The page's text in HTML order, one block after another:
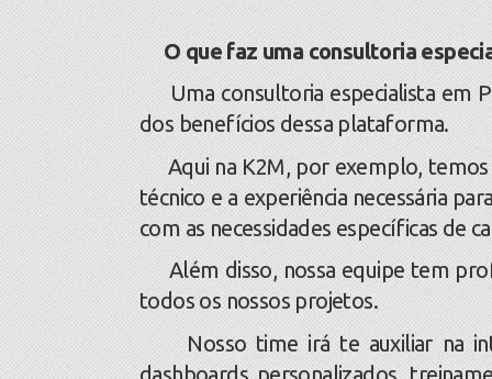
O que faz uma consultoria
Uma consultoria especialista em
dos benefícios dessa plataforma.
Aqui na K2M, por exemplo, temos
técnico e a experiência necessária
com as necessidades específicas de
Além disso, nossa equipe tem
todos os nossos projetos.
Nosso time irá te auxiliar na
dashboards personalizados,